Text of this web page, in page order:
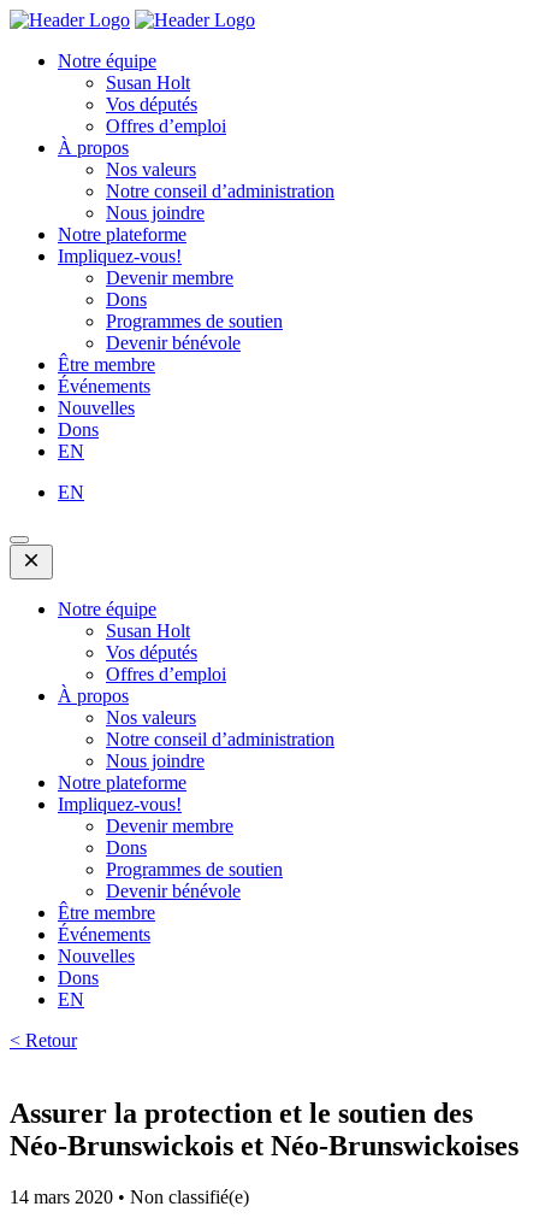
Skip
content
Homepage
Homepage
Notre équipe
Susan Holt
Vos députés
Offres d’emploi
À propos
Nos valeurs
Notre conseil d’administration
Nous joindre
Notre plateforme
Impliquez-vous!
Devenir membre
Dons
Programmes de soutien
Devenir bénévole
Être membre
Événements
Nouvelles
Dons
EN
EN
Open
Mobile
Menu
Notre équipe
Susan Holt
Vos députés
Offres d’emploi
À propos
Nos valeurs
Notre conseil d’administration
Nous joindre
Notre plateforme
Impliquez-vous!
Devenir membre
Dons
Programmes de soutien
Devenir bénévole
Être membre
Événements
Nouvelles
Dons
EN
< Retour
Assurer la protection et le soutien des
Néo-Brunswickois et Néo-Brunswickoises
14 mars 2020 • Non classifié(e)